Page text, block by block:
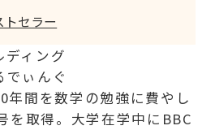
トセラー
ディング
でぃんぐ
年間を数学の勉強に費やし
を取得。大学在学中にBBC